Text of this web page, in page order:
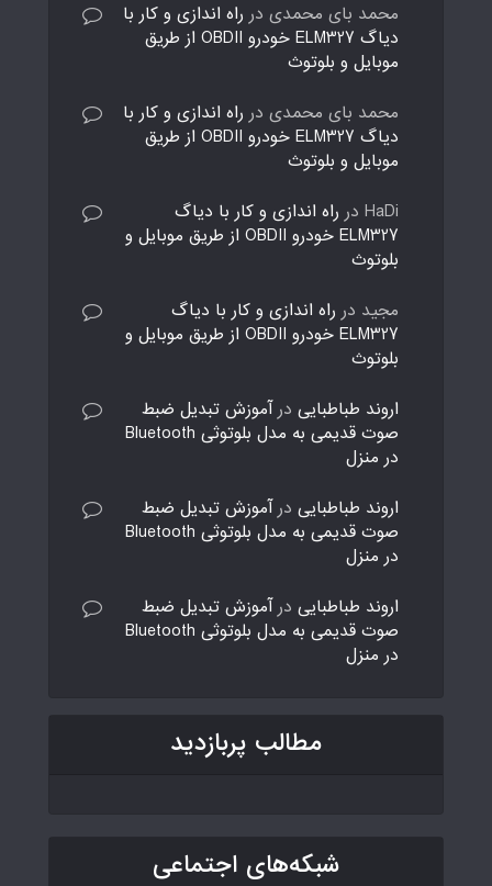
محمد بای محمدی در راه اندازی و کار با
دیاگ ELM327 خودرو OBDII از طریق
موبایل و بلوتوث
محمد بای محمدی در راه اندازی و کار با
دیاگ ELM327 خودرو OBDII از طریق
موبایل و بلوتوث
HaDi در راه اندازی و کار با دیاگ
ELM327 خودرو OBDII از طریق موبایل و
بلوتوث
مجید در راه اندازی و کار با دیاگ
ELM327 خودرو OBDII از طریق موبایل و
بلوتوث
اروند طباطبایی درآموزش تبدیل ضبط
صوت قدیمی به مدل بلوتوثی Bluetooth
در منزل
اروند طباطبایی درآموزش تبدیل ضبط
صوت قدیمی به مدل بلوتوثی Bluetooth
در منزل
اروند طباطبایی درآموزش تبدیل ضبط
صوت قدیمی به مدل بلوتوثی Bluetooth
در منزل
مطالب پربازدید
شبکه‌های اجتماعی